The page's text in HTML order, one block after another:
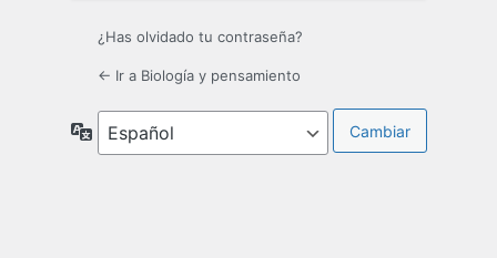
¿Has olvidado tu contraseña?
← Ir a Biología y pensamiento
Idioma